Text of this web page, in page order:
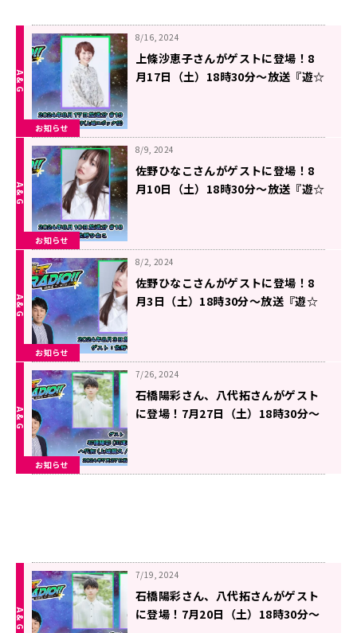
お知らせ
8/16, 2024
上條沙恵子さんがゲストに登場！8
月17日（土）18時30分～放送『遊☆
お知らせ
8/9, 2024
佐野ひなこさんがゲストに登場！8
月10日（土）18時30分～放送『遊☆
お知らせ
8/2, 2024
佐野ひなこさんがゲストに登場！8
月3日（土）18時30分～放送『遊☆
お知らせ
7/26, 2024
石橋陽彩さん、八代拓さんがゲスト
に登場！7月27日（土）18時30分～
7/19, 2024
石橋陽彩さん、八代拓さんがゲスト
に登場！7月20日（土）18時30分～